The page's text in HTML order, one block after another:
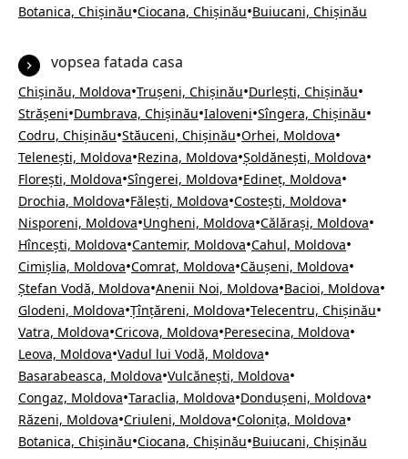
Botanica, Chișinău•Ciocana, Chișinău•Buiucani, Chișinău
vopsea fatada casa
Chișinău, Moldova•Trușeni, Chișinău•Durlești, Chișinău•
Strășeni•Dumbrava, Chișinău•Ialoveni•Sîngera, Chișinău•
Codru, Chișinău•Stăuceni, Chișinău•Orhei, Moldova•
Telenești, Moldova•Rezina, Moldova•Șoldănești, Moldova•
Florești, Moldova•Sîngerei, Moldova•Edineț, Moldova•
Drochia, Moldova•Fălești, Moldova•Costești, Moldova•
Nisporeni, Moldova•Ungheni, Moldova•Călărași, Moldova•
Hîncești, Moldova•Cantemir, Moldova•Cahul, Moldova•
Cimișlia, Moldova•Comrat, Moldova•Căușeni, Moldova•
Ștefan Vodă, Moldova•Anenii Noi, Moldova•Bacioi, Moldova•
Glodeni, Moldova•Țînțăreni, Moldova•Telecentru, Chișinău•
Vatra, Moldova•Cricova, Moldova•Peresecina, Moldova•
Leova, Moldova•Vadul lui Vodă, Moldova•
Basarabeasca, Moldova•Vulcănești, Moldova•
Congaz, Moldova•Taraclia, Moldova•Dondușeni, Moldova•
Răzeni, Moldova•Criuleni, Moldova•Colonița, Moldova•
Botanica, Chișinău•Ciocana, Chișinău•Buiucani, Chișinău